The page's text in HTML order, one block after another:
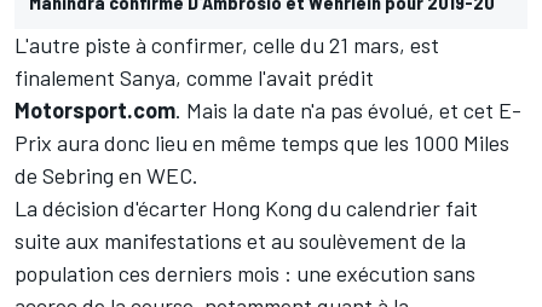
L'autre piste à confirmer, celle du 21 mars, est
finalement Sanya, comme l'avait prédit
Motorsport.com. Mais la date n'a pas évolué, et cet E-
Prix aura donc lieu en même temps que les 1000 Miles
de Sebring en WEC.
La décision d'écarter Hong Kong du calendrier fait
suite aux manifestations et au soulèvement de la
population ces derniers mois : une exécution sans